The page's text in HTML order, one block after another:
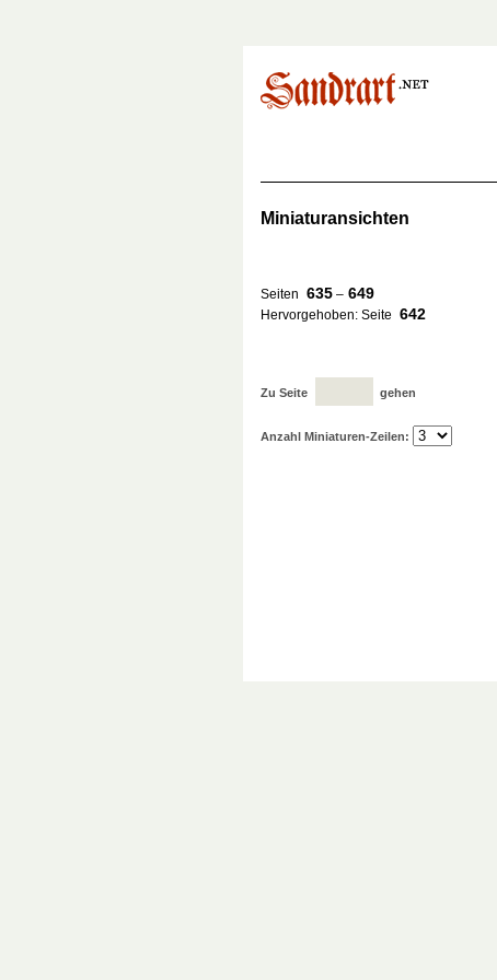
Miniaturansichten
Seiten 635 – 649
Hervorgehoben: Seite 642
Zu Seite gehen
Anzahl Miniaturen-Zeilen: